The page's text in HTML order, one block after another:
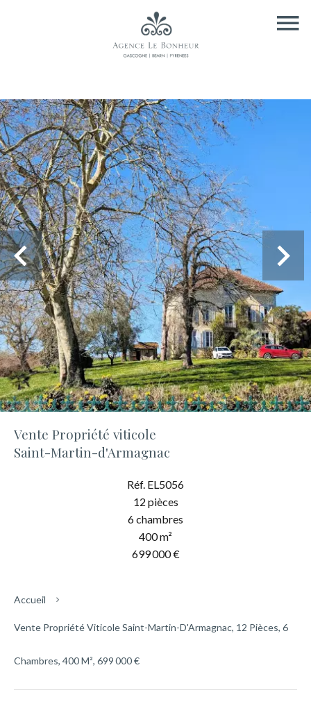
Vente Propriété viticole
Saint-Martin-d'Armagnac
Réf. EL5056
12 pièces
6 chambres
400 m²
699 000 €
Accueil
Vente Propriété Viticole Saint-Martin-D'Armagnac, 12 Pièces, 6
Chambres, 400 M², 699 000 €